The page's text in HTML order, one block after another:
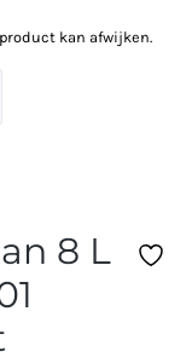
kan afwijken.
8 L